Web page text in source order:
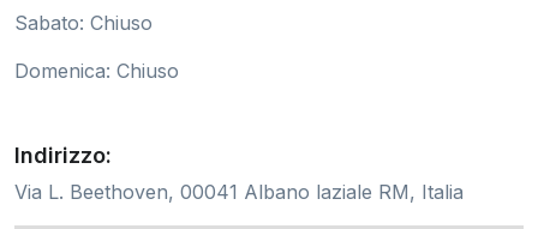
Sabato: Chiuso
Domenica: Chiuso
Indirizzo:
Via L. Beethoven, 00041 Albano laziale RM, Italia